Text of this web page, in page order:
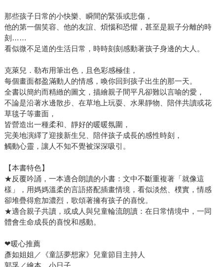
那些孩子日常的小快樂、瞬間的緊張或悲傷，
他的第一個笑容、他的友誼、煩惱和恐懼，甚至是親子分離的時
刻……
看似微不足道的生活日常，時時刻刻感動著孩子身邊的大人。
克萊兒．勒布用筆出色，且色彩感極佳，
每個畫面都盈滿動人的情感，喚你回到孩子出生的那一天。
全書以簡約而精緻的圖文，描繪親子間平凡卻難以言喻的愛，
不論是沿著水邊散步、在草地上玩耍、水果靜物、陪伴共讀或花
草毯子等畫面，
皆營造出一種柔和、靜好的暖暖氛圍，
完美地演繹了迎接新生兒、陪伴孩子成長的感性時刻，
觸動心靈，讓人不知不覺被深深吸引。
【本書特色】
★反覆吟誦，一本適合朗讀的小書：文中不斷重複著「就像這
樣」，用媽媽溫柔的言語搭配插畫情境，看似淡然、樸實，情感
卻堆疊得愈加濃烈，歌頌著擁有孩子的喜悅。
★適合親子共讀，或成人與兒童輪流朗讀：在日常情境中，一同
體會生命成長的喜悅和感動。
❤暖心推薦
彥如姐姐／《童話夢想家》兒童節目主持人
郭孚／繪本．小日子